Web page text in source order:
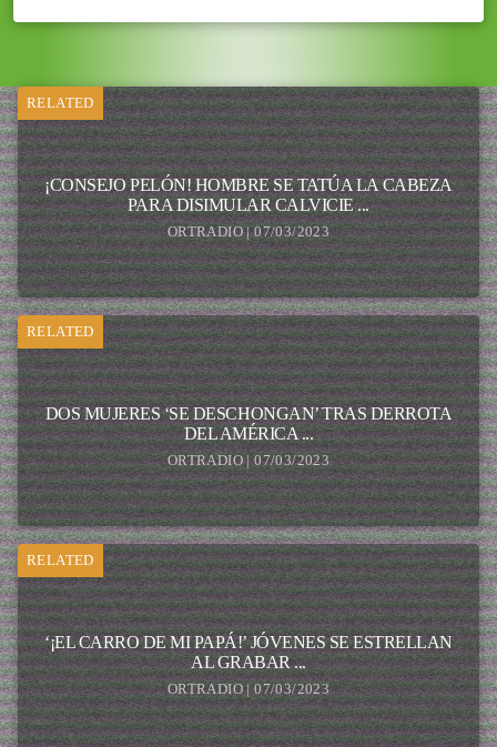
RELATED
¡CONSEJO PELÓN! HOMBRE SE TATÚA LA CABEZA
PARA DISIMULAR CALVICIE ...
ORTRADIO | 07/03/2023
RELATED
DOS MUJERES ‘SE DESCHONGAN’ TRAS DERROTA
DEL AMÉRICA ...
ORTRADIO | 07/03/2023
RELATED
‘¡EL CARRO DE MI PAPÁ!’ JÓVENES SE ESTRELLAN
AL GRABAR ...
ORTRADIO | 07/03/2023